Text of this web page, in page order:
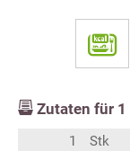
Zutaten für 1
1 Stk